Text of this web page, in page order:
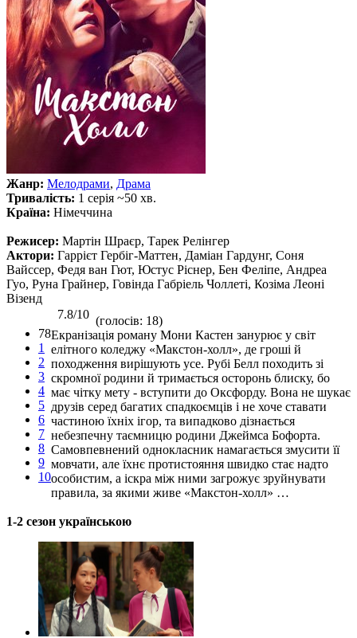
Жанр: Мелодрами, Драма
Тривалість: 1 серія ~50 хв.
Країна: Німеччина
Режисер: Мартін Шраєр, Тарек Релінгер
Актори: Гаррієт Гербіг-Маттен, Даміан Гардунг, Соня
Вайссер, Федя ван Гют, Юстус Ріснер, Бен Феліпе, Андреа
Гуо, Руна Грайнер, Говінда Габріель Чоллеті, Козіма Леоні
Візенд
78
1
2
3
4
5
6
7
8
9
10
7.8/10 (голосів: 18)
Екранізація роману Мони Кастен занурює у світ
елітного коледжу «Макстон-холл», де гроші й
походження вирішують усе. Рубі Белл походить зі
скромної родини й тримається осторонь блиску, бо
має чітку мету - вступити до Оксфорду. Вона не шукає
друзів серед багатих спадкоємців і не хоче ставати
частиною їхніх ігор, та випадково дізнається
небезпечну таємницю родини Джеймса Бофорта.
Самовпевнений однокласник намагається змусити її
мовчати, але їхнє протистояння швидко стає надто
особистим, а іскра між ними загрожує зруйнувати
правила, за якими живе «Макстон-холл» …
1-2 сезон українською